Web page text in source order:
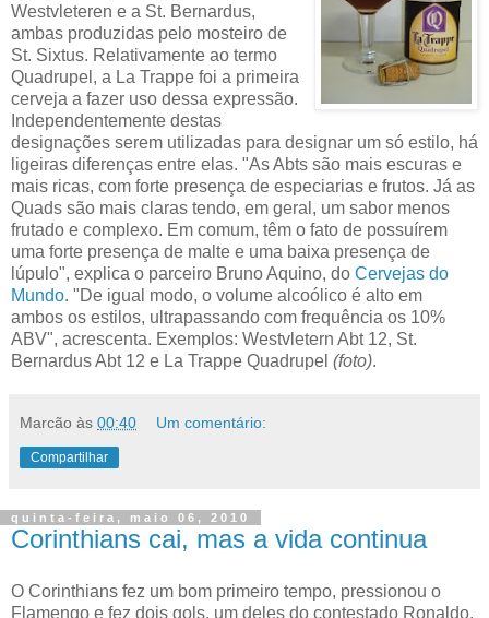
Westvleteren e a St. Bernardus,
ambas produzidas pelo mosteiro de
St. Sixtus. Relativamente ao termo
Quadrupel, a La Trappe foi a primeira
cerveja a fazer uso dessa expressão.
Independentemente destas
designações serem utilizadas para designar um só estilo, há
ligeiras diferenças entre elas. "As Abts são mais escuras e
mais ricas, com forte presença de especiarias e frutos. Já as
Quads são mais claras tendo, em geral, um sabor menos
frutado e complexo. Em comum, têm o fato de possuírem
uma forte presença de malte e uma baixa presença de
lúpulo", explica o parceiro Bruno Aquino, do Cervejas do
Mundo. "De igual modo, o volume alcoólico é alto em
ambos os estilos, ultrapassando com frequência os 10%
ABV", acrescenta. Exemplos: Westvletern Abt 12, St.
Bernardus Abt 12 e La Trappe Quadrupel (foto).
Marcão às 00:40 Um comentário:
Compartilhar
quinta-feira, maio 06, 2010
Corinthians cai, mas a vida continua
O Corinthians fez um bom primeiro tempo, pressionou o
Flamengo e fez dois gols, um deles do contestado Ronaldo,